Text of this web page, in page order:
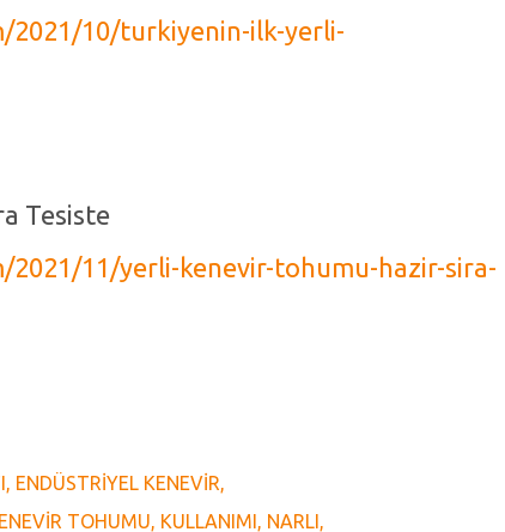
10/turkiyenin-ilk-yerli-
Tesiste
11/yerli-kenevir-tohumu-hazir-sira-
ENDÜSTRIYEL KENEVIR
TOHUMU KULLANIMI NARLI